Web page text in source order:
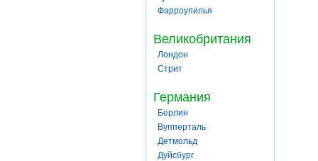
Фарроупилья
Великобритания
Лондон
Стрит
Германия
Берлин
Вупперталь
Детмольд
Дуйсбург